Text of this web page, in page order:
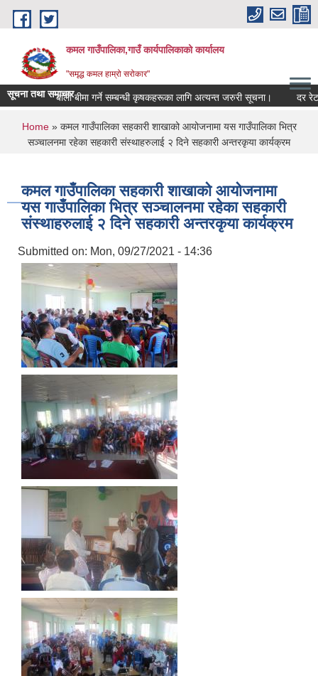
Skip to main content
कमल गाउँपालिका,गाउँ कार्यपालिकाको कार्यालय
"समृद्ध कमल हाम्रो सरोकार"
सूचना तथा समाचार
बाली बीमा गर्ने सम्बन्धी कृषकहरूका लागि अत्यन्त जरुरी सूचना। दर रेट
You are here
Home» कमल गाउँपालिका सहकारी शाखाको आयोजनामा यस गाउँपालिका भित्र
सञ्चालनमा रहेका सहकारी संस्थाहरुलाई २ दिने सहकारी अन्तरकृया कार्यक्रम
कमल गाउँपालिका सहकारी शाखाको आयोजनामा
यस गाउँपालिका भित्र सञ्चालनमा रहेका सहकारी
संस्थाहरुलाई २ दिने सहकारी अन्तरकृया कार्यक्रम
Submitted on: Mon, 09/27/2021 - 14:36